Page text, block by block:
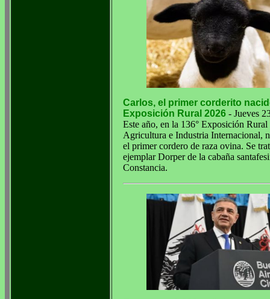
Carlos, el primer corderito
Exposición Rural 2026 - Jueves
Este año, en la 136° Exposición Rural
Agricultura e Industria Internacional,
el primer cordero de raza ovina. Se
ejemplar Dorper de la cabaña
Constancia.